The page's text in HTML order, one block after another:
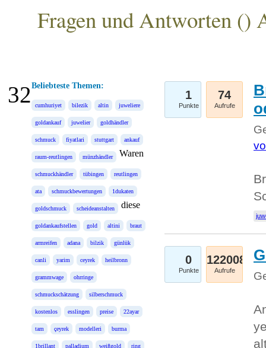
Fragen und Antworten ()
Beliebteste Themen:
cumhuriyet bilezik altin juweliere
goldankauf juwelier goldhändler
schmuck fiyatlari stuttgart ankauf
raum-reutlingen münzhändler
schmuckhändler tübingen reutlingen
ata schmuckbewertungen 1dukaten
goldschmuck scheideanstalten
goldankaufstellen gold altini braut
armreifen adana bilzik günlük
canli yarim ceyrek heilbronn
grammwage ohrringe
schmuckschätzung silberschmuck
kostenlos esslingen preise 22ayar
tam çeyrek modelleri burma
1brillant palladium weißgold ring
Waren
diese
1
Punkte
74
Aufrufe
0
Punkte
122008
Aufrufe
32